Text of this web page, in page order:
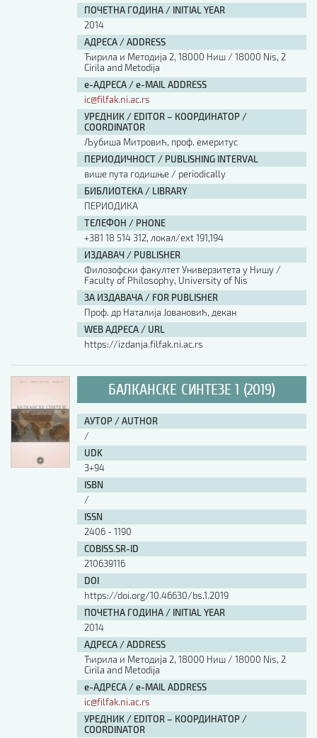
ПОЧЕТНА ГОДИНА / INITIAL YEAR
2014
АДРЕСА / ADDRESS
Ћирила и Методија 2, 18000 Ниш / 18000 Nis, 2
Cirila and Metodija
е-АДРЕСА / e-MAIL ADDRESS
ic@filfak.ni.ac.rs
УРЕДНИК / EDITOR – КООРДИНАТОР /
COORDINATOR
Љубиша Митровић, проф. емеритус
ПЕРИОДИЧНОСТ / PUBLISHING INTERVAL
више пута годишње / periodically
БИБЛИОТЕКА / LIBRARY
ПЕРИОДИКА
ТЕЛЕФОН / PHONE
+381 18 514 312, локал/ext 191,194
ИЗДАВАЧ / PUBLISHER
Филозофски факултет Универзитета у Нишу /
Faculty of Philosophy, University of Nis
ЗА ИЗДАВАЧА / FOR PUBLISHER
Проф. др Наталија Јовановић, декан
WEB АДРЕСА / URL
https://izdanja.filfak.ni.ac.rs
БАЛКАНСКЕ СИНТЕЗЕ 1 (2019)
АУТОР / AUTHOR
/
UDK
3+94
ISBN
/
ISSN
2406 - 1190
COBISS.SR-ID
210639116
DOI
https://doi.org/10.46630/bs.1.2019
ПОЧЕТНА ГОДИНА / INITIAL YEAR
2014
АДРЕСА / ADDRESS
Ћирила и Методија 2, 18000 Ниш / 18000 Nis, 2
Cirila and Metodija
е-АДРЕСА / e-MAIL ADDRESS
ic@filfak.ni.ac.rs
УРЕДНИК / EDITOR – КООРДИНАТОР /
COORDINATOR